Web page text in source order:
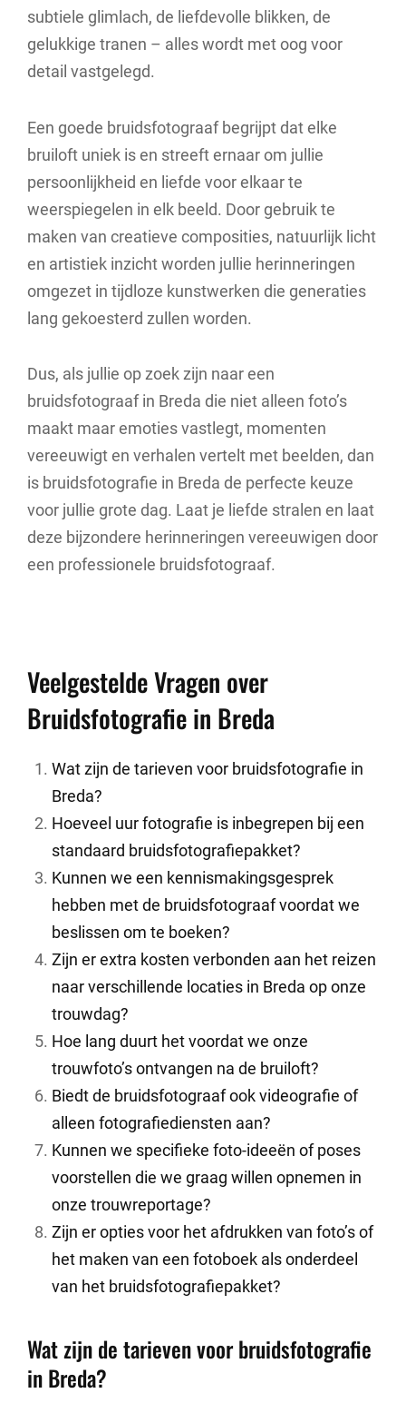
subtiele glimlach, de liefdevolle blikken, de
gelukkige tranen – alles wordt met oog voor
detail vastgelegd.
Een goede bruidsfotograaf begrijpt dat elke
bruiloft uniek is en streeft ernaar om jullie
persoonlijkheid en liefde voor elkaar te
weerspiegelen in elk beeld. Door gebruik te
maken van creatieve composities, natuurlijk licht
en artistiek inzicht worden jullie herinneringen
omgezet in tijdloze kunstwerken die generaties
lang gekoesterd zullen worden.
Dus, als jullie op zoek zijn naar een
bruidsfotograaf in Breda die niet alleen foto’s
maakt maar emoties vastlegt, momenten
vereeuwigt en verhalen vertelt met beelden, dan
is bruidsfotografie in Breda de perfecte keuze
voor jullie grote dag. Laat je liefde stralen en laat
deze bijzondere herinneringen vereeuwigen door
een professionele bruidsfotograaf.
Veelgestelde Vragen over
Bruidsfotografie in Breda
Wat zijn de tarieven voor bruidsfotografie in
Breda?
Hoeveel uur fotografie is inbegrepen bij een
standaard bruidsfotografiepakket?
Kunnen we een kennismakingsgesprek
hebben met de bruidsfotograaf voordat we
beslissen om te boeken?
Zijn er extra kosten verbonden aan het reizen
naar verschillende locaties in Breda op onze
trouwdag?
Hoe lang duurt het voordat we onze
trouwfoto’s ontvangen na de bruiloft?
Biedt de bruidsfotograaf ook videografie of
alleen fotografiediensten aan?
Kunnen we specifieke foto-ideeën of poses
voorstellen die we graag willen opnemen in
onze trouwreportage?
Zijn er opties voor het afdrukken van foto’s of
het maken van een fotoboek als onderdeel
van het bruidsfotografiepakket?
Wat zijn de tarieven voor bruidsfotografie
in Breda?